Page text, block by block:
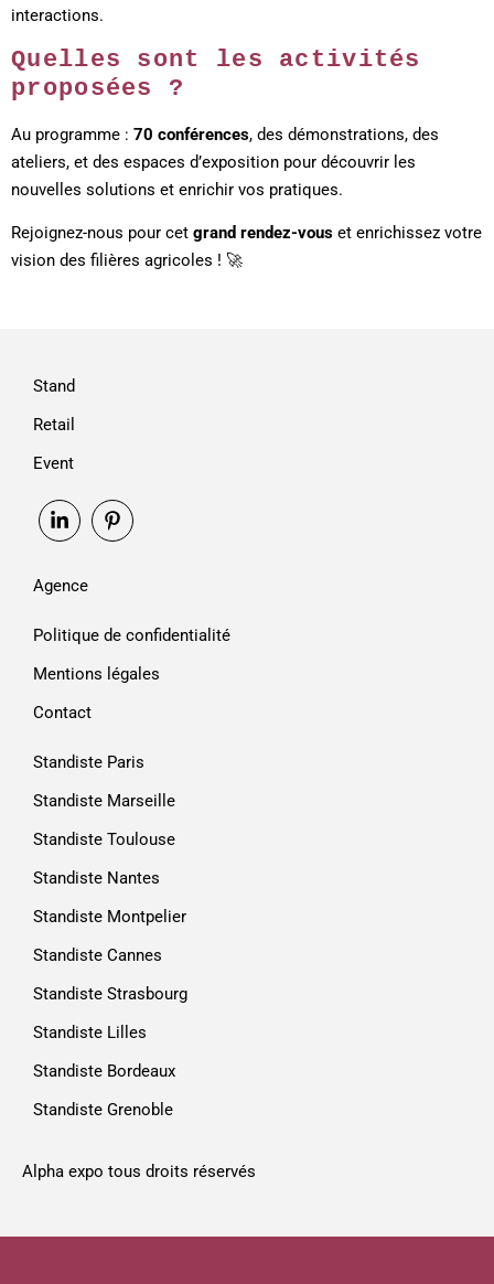
interactions.
Quelles sont les activités
proposées ?
Au programme : 70 conférences, des démonstrations, des
ateliers, et des espaces d’exposition pour découvrir les
nouvelles solutions et enrichir vos pratiques.
Rejoignez-nous pour cet grand rendez-vous et enrichissez votre
vision des filières agricoles ! 🚀
Stand
Retail
Event
Agence
Politique de confidentialité
Mentions légales
Contact
Standiste Paris
Standiste Marseille
Standiste Toulouse
Standiste Nantes
Standiste Montpelier
Standiste Cannes
Standiste Strasbourg
Standiste Lilles
Standiste Bordeaux
Standiste Grenoble
Alpha expo tous droits réservés